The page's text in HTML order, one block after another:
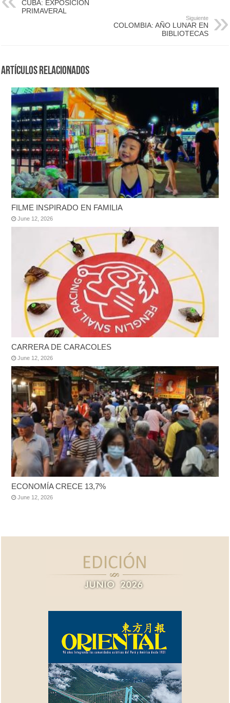
CUBA: EXPOSICIÓN
PRIMAVERAL
Siguiente
COLOMBIA: AÑO LUNAR EN
BIBLIOTECAS
Artículos Relacionados
FILME INSPIRADO EN FAMILIA
June 12, 2026
CARRERA DE CARACOLES
June 12, 2026
ECONOMÍA CRECE 13,7%
June 12, 2026